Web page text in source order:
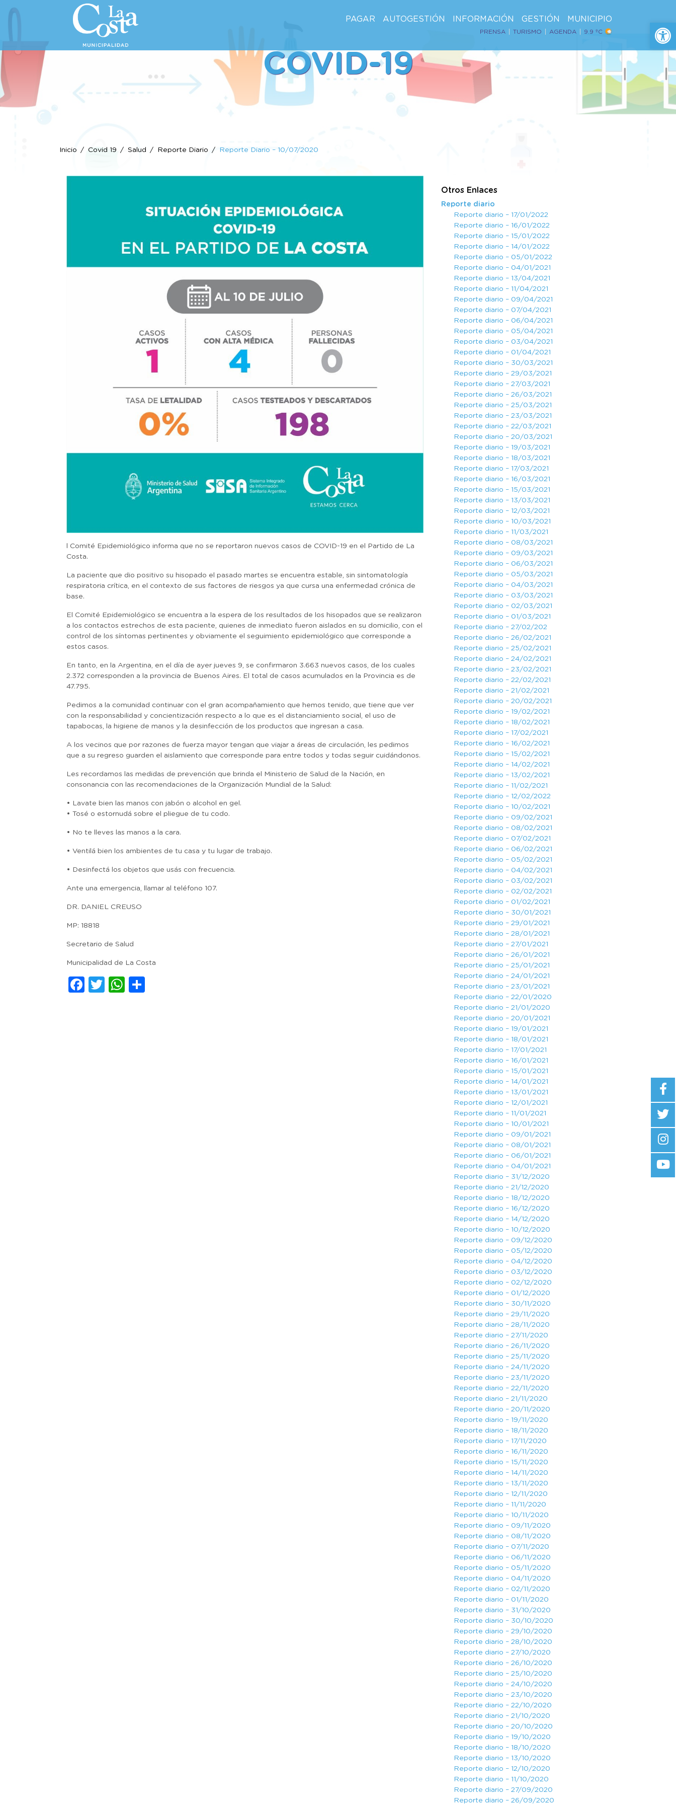
PAGAR AUTOGESTIÓN INFORMACIÓN GESTIÓN MUNICIPIO
PRENSA TURISMO AGENDA 9.9 ºC
COVID-19
Inicio Covid 19 Salud Reporte Diario Reporte Diario – 10/07/2020
l Comité Epidemiológico informa que no se reportaron nuevos casos de COVID-19 en el Partido de La
Costa.
La paciente que dio positivo su hisopado el pasado martes se encuentra estable, sin sintomatología
respiratoria crítica, en el contexto de sus factores de riesgos ya que cursa una enfermedad crónica de
base.
El Comité Epidemiológico se encuentra a la espera de los resultados de los hisopados que se realizaron
a los contactos estrechos de esta paciente, quienes de inmediato fueron aislados en su domicilio, con el
control de los síntomas pertinentes y obviamente el seguimiento epidemiológico que corresponde a
estos casos.
En tanto, en la Argentina, en el día de ayer jueves 9, se confirmaron 3.663 nuevos casos, de los cuales
2.372 corresponden a la provincia de Buenos Aires. El total de casos acumulados en la Provincia es de
47.795.
Pedimos a la comunidad continuar con el gran acompañamiento que hemos tenido, que tiene que ver
con la responsabilidad y concientización respecto a lo que es el distanciamiento social, el uso de
tapabocas, la higiene de manos y la desinfección de los productos que ingresan a casa.
A los vecinos que por razones de fuerza mayor tengan que viajar a áreas de circulación, les pedimos
que a su regreso guarden el aislamiento que corresponde para entre todos y todas seguir cuidándonos.
Les recordamos las medidas de prevención que brinda el Ministerio de Salud de la Nación, en
consonancia con las recomendaciones de la Organización Mundial de la Salud:
• Lavate bien las manos con jabón o alcohol en gel.
• Tosé o estornudá sobre el pliegue de tu codo.
• No te lleves las manos a la cara.
• Ventilá bien los ambientes de tu casa y tu lugar de trabajo.
• Desinfectá los objetos que usás con frecuencia.
Ante una emergencia, llamar al teléfono 107.
DR. DANIEL CREUSO
MP: 18818
Secretario de Salud
Municipalidad de La Costa
Facebook
TwitterWhatsApp
Otros Enlaces
Reporte diario
Reporte diario – 17/01/2022
Reporte diario – 16/01/2022
Reporte diario – 15/01/2022
Reporte diario – 14/01/2022
Reporte diario – 05/01/2022
Reporte diario – 04/01/2021
Reporte diario – 13/04/2021
Reporte diario – 11/04/2021
Reporte diario – 09/04/2021
Reporte diario – 07/04/2021
Reporte diario – 06/04/2021
Reporte diario – 05/04/2021
Reporte diario – 03/04/2021
Reporte diario – 01/04/2021
Reporte diario – 30/03/2021
Reporte diario – 29/03/2021
Reporte diario – 27/03/2021
Reporte diario – 26/03/2021
Reporte diario – 25/03/2021
Reporte diario – 23/03/2021
Reporte diario – 22/03/2021
Reporte diario – 20/03/2021
Reporte diario – 19/03/2021
Reporte diario – 18/03/2021
Reporte diario – 17/03/2021
Reporte diario – 16/03/2021
Reporte diario – 15/03/2021
Reporte diario – 13/03/2021
Reporte diario – 12/03/2021
Reporte diario – 10/03/2021
Reporte diario – 11/03/2021
Reporte diario – 08/03/2021
Reporte diario – 09/03/2021
Reporte diario – 06/03/2021
Reporte diario – 05/03/2021
Reporte diario – 04/03/2021
Reporte diario – 03/03/2021
Reporte diario – 02/03/2021
Reporte diario – 01/03/2021
Reporte diario – 27/02/202
Reporte diario – 26/02/2021
Reporte diario – 25/02/2021
Reporte diario – 24/02/2021
Reporte diario – 23/02/2021
Reporte diario – 22/02/2021
Reporte diario – 21/02/2021
Reporte diario – 20/02/2021
Reporte diario – 19/02/2021
Reporte diario – 18/02/2021
Reporte diario – 17/02/2021
Reporte diario – 16/02/2021
Reporte diario – 15/02/2021
Reporte diario – 14/02/2021
Reporte diario – 13/02/2021
Reporte diario – 11/02/2021
Reporte diario – 12/02/2022
Reporte diario – 10/02/2021
Reporte diario – 09/02/2021
Reporte diario – 08/02/2021
Reporte diario – 07/02/2021
Reporte diario – 06/02/2021
Reporte diario – 05/02/2021
Reporte diario – 04/02/2021
Reporte diario – 03/02/2021
Reporte diario – 02/02/2021
Reporte diario – 01/02/2021
Reporte diario – 30/01/2021
Reporte diario – 29/01/2021
Reporte diario – 28/01/2021
Reporte diario – 27/01/2021
Reporte diario – 26/01/2021
Reporte diario – 25/01/2021
Reporte diario – 24/01/2021
Reporte diario – 23/01/2021
Reporte diario – 22/01/2020
Reporte diario – 21/01/2020
Reporte diario – 20/01/2021
Reporte diario – 19/01/2021
Reporte diario – 18/01/2021
Reporte diario – 17/01/2021
Reporte diario – 16/01/2021
Reporte diario – 15/01/2021
Reporte diario – 14/01/2021
Reporte diario – 13/01/2021
Reporte diario – 12/01/2021
Reporte diario – 11/01/2021
Reporte diario – 10/01/2021
Reporte diario – 09/01/2021
Reporte diario – 08/01/2021
Reporte diario – 06/01/2021
Reporte diario – 04/01/2021
Reporte diario – 31/12/2020
Reporte diario – 21/12/2020
Reporte diario – 18/12/2020
Reporte diario – 16/12/2020
Reporte diario – 14/12/2020
Reporte diario – 10/12/2020
Reporte diario – 09/12/2020
Reporte diario – 05/12/2020
Reporte diario – 04/12/2020
Reporte diario – 03/12/2020
Reporte diario – 02/12/2020
Reporte diario – 01/12/2020
Reporte diario – 30/11/2020
Reporte diario – 29/11/2020
Reporte diario – 28/11/2020
Reporte diario – 27/11/2020
Reporte diario – 26/11/2020
Reporte diario – 25/11/2020
Reporte diario – 24/11/2020
Reporte diario – 23/11/2020
Reporte diario – 22/11/2020
Reporte diario – 21/11/2020
Reporte diario – 20/11/2020
Reporte diario – 19/11/2020
Reporte diario – 18/11/2020
Reporte diario – 17/11/2020
Reporte diario – 16/11/2020
Reporte diario – 15/11/2020
Reporte diario – 14/11/2020
Reporte diario – 13/11/2020
Reporte diario – 12/11/2020
Reporte diario – 11/11/2020
Reporte diario – 10/11/2020
Reporte diario – 09/11/2020
Reporte diario – 08/11/2020
Reporte diario – 07/11/2020
Reporte diario – 06/11/2020
Reporte diario – 05/11/2020
Reporte diario – 04/11/2020
Reporte diario – 02/11/2020
Reporte diario – 01/11/2020
Reporte diario – 31/10/2020
Reporte diario – 30/10/2020
Reporte diario – 29/10/2020
Reporte diario – 28/10/2020
Reporte diario – 27/10/2020
Reporte diario – 26/10/2020
Reporte diario – 25/10/2020
Reporte diario – 24/10/2020
Reporte diario – 23/10/2020
Reporte diario – 22/10/2020
Reporte diario – 21/10/2020
Reporte diario – 20/10/2020
Reporte diario – 19/10/2020
Reporte diario – 18/10/2020
Reporte diario – 13/10/2020
Reporte diario – 12/10/2020
Reporte diario – 11/10/2020
Reporte diario – 27/09/2020
Reporte diario – 26/09/2020